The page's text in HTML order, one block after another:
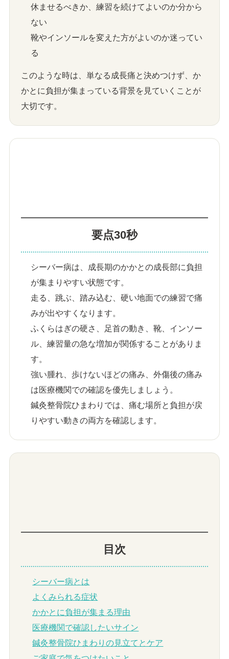
休ませるべきか、練習を続けてよいのか分から
ない
靴やインソールを変えた方がよいのか迷ってい
る
このような時は、単なる成長痛と決めつけず、か
かとに負担が集まっている背景を見ていくことが
大切です。
要点30秒
シーバー病は、成長期のかかとの成長部に負担
が集まりやすい状態です。
走る、跳ぶ、踏み込む、硬い地面での練習で痛
みが出やすくなります。
ふくらはぎの硬さ、足首の動き、靴、インソー
ル、練習量の急な増加が関係することがありま
す。
強い腫れ、歩けないほどの痛み、外傷後の痛み
は医療機関での確認を優先しましょう。
鍼灸整骨院ひまわりでは、痛む場所と負担が戻
りやすい動きの両方を確認します。
目次
シーバー病とは
よくみられる症状
かかとに負担が集まる理由
医療機関で確認したいサイン
鍼灸整骨院ひまわりの見立てとケア